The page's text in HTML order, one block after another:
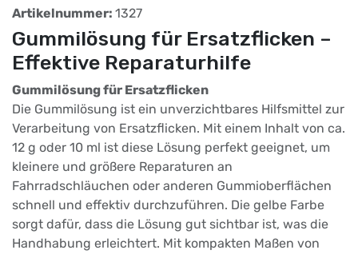
Artikelnummer: 1327
Gummilösung für Ersatzflicken –
Effektive Reparaturhilfe
Gummilösung für Ersatzflicken
Die Gummilösung ist ein unverzichtbares Hilfsmittel zur
Verarbeitung von Ersatzflicken. Mit einem Inhalt von ca.
12 g oder 10 ml ist diese Lösung perfekt geeignet, um
kleinere und größere Reparaturen an
Fahrradschläuchen oder anderen Gummioberflächen
schnell und effektiv durchzuführen. Die gelbe Farbe
sorgt dafür, dass die Lösung gut sichtbar ist, was die
Handhabung erleichtert. Mit kompakten Maßen von